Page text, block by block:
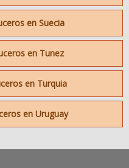
en Suecia
en Tunez
en Turquia
en Uruguay